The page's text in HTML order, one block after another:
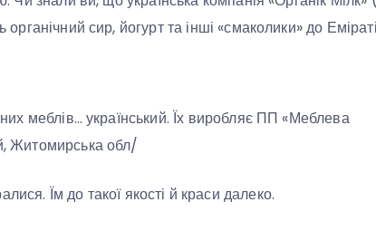
сир, йогурт та інші «смаколики» до
меблів… український. Їх виробляє ПП «Меблева
Житомирська обл/
Їм до такої якості й краси далеко.